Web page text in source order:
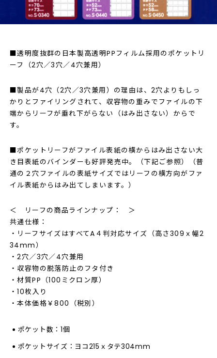
■透明度抜群の日本製高透明PPフィルム採用のポケットリ
ーフ（2穴／3穴／4穴兼用）
■製品が4穴（2穴／3穴兼用）の理由は、2穴よりもしっ
かりとファイリングされて、収容物の重みでファイルの下
端からリーフが垂れ下がらない（はみ出さない）からで
す。
■ポケットリーフがファイル表紙の横からはみ出さない大
き目表紙のバインダーも好評発売中。（下記ご参照）（普
通の２穴ファイルの表紙サイズではリーフの横方向がファ
イル表紙からはみ出てしまいます。）
＜ リーフの商品ラインナップ： ＞
共通仕様：
・リーフサイズはすべてA４判対応サイズ（高さ309ｘ幅2
34mm）
・2穴／3穴／4穴兼用
・収容物の脱落防止のフタ付き
・材質PP（100ミクロン厚）
・10枚入り
・本体価格￥800（税別）
ポケット数：1個
ポケットサイズ：ヨコ215ｘタテ304mm